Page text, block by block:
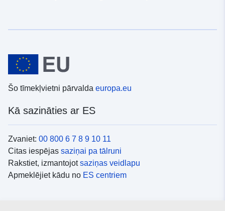
Šo tīmekļvietni pārvalda europa.eu
Kā sazināties ar ES
Zvaniet: 00 800 6 7 8 9 10 11
Citas iespējas saziņai pa tālruni
Rakstiet, izmantojotsaziņas veidlapu
Apmeklējiet kādu no ES centriem